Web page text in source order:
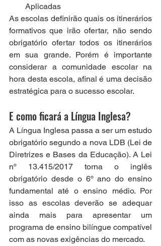
Aplicadas
As escolas definirão quais os itinerários
formativos que irão ofertar, não sendo
obrigatório ofertar todos os itinerários
em sua grande. Porém é importante
considerar a comunidade escolar na
hora desta escola, afinal é uma decisão
estratégica para o sucesso escolar.
E como ficará a Língua Inglesa?
A Língua Inglesa passa a ser um estudo
obrigatório segundo a nova LDB (Lei de
Diretrizes e Bases da Educação). A Lei
nº 13.415/2017 torna o inglês
obrigatório desde o 6º ano do ensino
fundamental até o ensino médio. Por
isso as escolas deverão se adequar
ainda mais para apresentar um
programa de ensino bilíngue compatível
com as novas exigências do mercado.